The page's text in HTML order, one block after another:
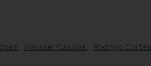
Hanssel Casillas Rodrigo Cortés